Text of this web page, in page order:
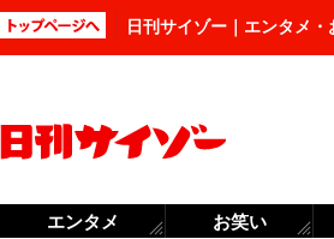
日刊サイゾー｜エンタメ
エンタメ お笑い